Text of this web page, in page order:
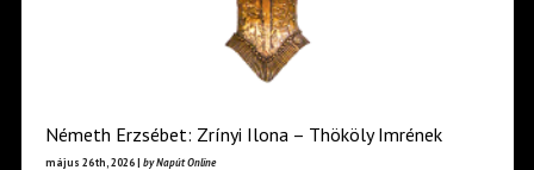
Németh Erzsébet: Zrínyi Ilona – Thököly Imrének
május 26th, 2026 | by Napút Online